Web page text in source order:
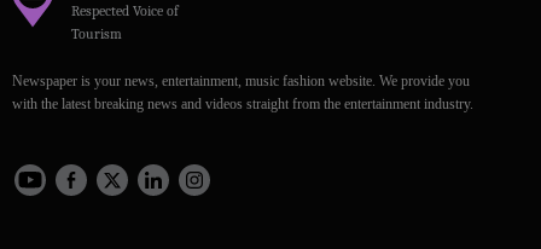
Respected Voice of
Tourism
Newspaper is your news, entertainment, music fashion website. We provide you
with the latest breaking news and videos straight from the entertainment industry.